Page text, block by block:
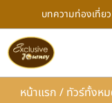
บทความท่องเที่ยว
หน้าแรก / ทัวร์ทั้งห